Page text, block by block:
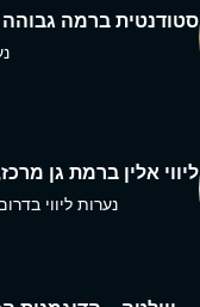
סטודנטית ברמה
ליווי אלין ברמת גן
נערות ליווי